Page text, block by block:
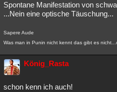
Spontane Manifestation von
...Nein eine optische Täuschung...
Sapere Aude
Was man in Punin nicht kennt das gibt es
König_Rasta
schon kenn ich auch!